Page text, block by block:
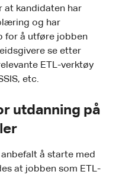
at kandidaten har
og har
for å utføre jobben
se etter
ETL-verktøy
etc.
utdanning på
å starte med
at jobben som ETL-